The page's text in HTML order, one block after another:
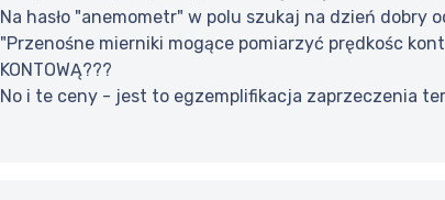
Na hasło "anemometr" w polu szukaj na dzień dobry
"Przenośne mierniki mogące pomiarzyć prędkośc
KONTOWĄ???
No i te ceny - jest to egzemplifikacja zaprzeczenia